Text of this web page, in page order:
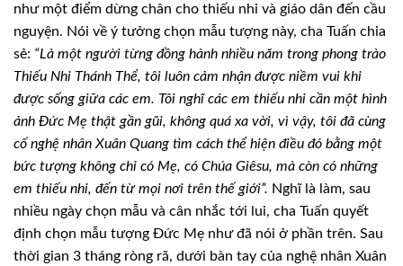
như một điểm dừng chân cho thiếu nhi và giáo dân đến cầu
nguyện. Nói về ý tưởng chọn mẫu tượng này, cha Tuấn chia
sẻ: “Là một người từng đồng hành nhiều năm trong phong trào
Thiếu Nhi Thánh Thể, tôi luôn cảm nhận được niềm vui khi
được sống giữa các em. Tôi nghĩ các em thiếu nhi cần một hình
ảnh Đức Mẹ thật gần gũi, không quá xa vời, vì vậy, tôi đã cùng
cố nghệ nhân Xuân Quang tìm cách thể hiện điều đó bằng một
bức tượng không chỉ có Mẹ, có Chúa Giêsu, mà còn có những
em thiếu nhi, đến từ mọi nơi trên thế giới”. Nghĩ là làm, sau
nhiều ngày chọn mẫu và cân nhắc tới lui, cha Tuấn quyết
định chọn mẫu tượng Đức Mẹ như đã nói ở phần trên. Sau
thời gian 3 tháng ròng rã, dưới bàn tay của nghệ nhân Xuân